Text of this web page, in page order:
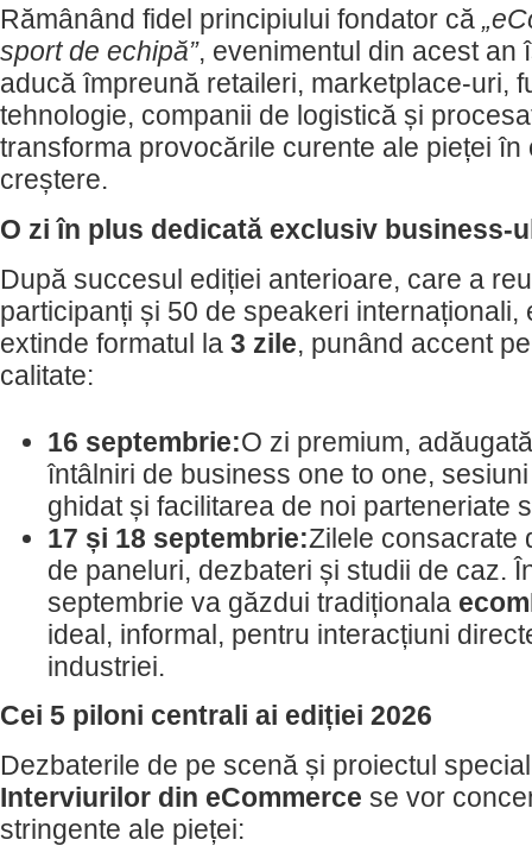
Rămânând fidel principiului fondator că
sport de echipă”, evenimentul din acest an
aducă împreună retaileri, marketplace-uri,
tehnologie, companii de logistică și
transforma provocările curente ale pieței în
creștere.
O zi în plus dedicată exclusiv business-
După succesul ediției anterioare, care a
participanți și 50 de speakeri internaționali,
extinde formatul la 3 zile, punând accent
calitate:
16 septembrie:O zi premium,
întâlniri de business one to one,
ghidat și facilitarea de noi parteneriate
17 și 18 septembrie:Zilele consacrate
de paneluri, dezbateri și studii de caz.
septembrie va găzdui tradiționala
ideal, informal, pentru interacțiuni
industriei.
Cei 5 piloni centrali ai ediției 2026
Dezbaterile de pe scenă și proiectul
Interviurilor din eCommerce se vor
stringente ale pieței: